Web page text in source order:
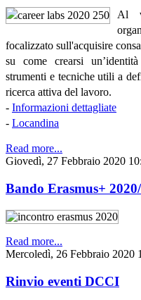
Al
focalizzato sull'acquisire
su come crearsi
strumenti e tecniche utili a
ricerca attiva del lavoro.
- Informazioni dettagliate
- Locandina
Read more...
Giovedì, 27 Febbraio 2020
Bando Erasmus+
Read more...
Mercoledì, 26 Febbraio 2020
Rinvio eventi DCCI